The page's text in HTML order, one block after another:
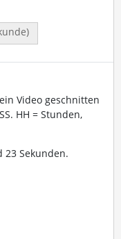
Video geschnitten
HH = Stunden,
23 Sekunden.